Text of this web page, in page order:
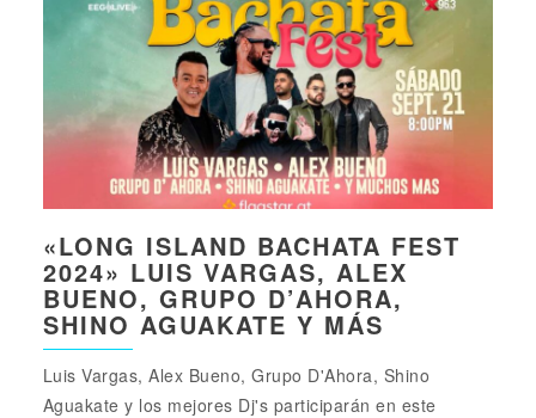
«LONG ISLAND BACHATA FEST
2024» LUIS VARGAS, ALEX
BUENO, GRUPO D’AHORA,
SHINO AGUAKATE Y MÁS
Luis Vargas, Alex Bueno, Grupo D'Ahora, Shino
Aguakate y los mejores Dj's participarán en este